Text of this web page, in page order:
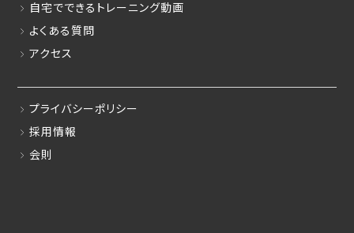
自宅でできるトレーニング動画
よくある質問
アクセス
プライバシーポリシー
採用情報
会則